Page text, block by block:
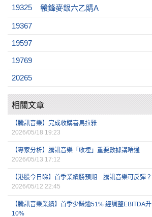
19325 贛鋒麥銀六乙購A
19367
19597
19769
20265
相關文章
【騰訊音樂】完成收購喜馬拉雅
2026/05/18 19:23
【專家分析】騰訊音樂「收埋」重要數據講唔通
2026/05/13 17:12
【港股今日睇】首季業績勝預期 騰訊音樂可反彈？
2026/05/12 22:45
【騰訊音樂業績】首季少賺逾51% 經調整EBITDA升
10%